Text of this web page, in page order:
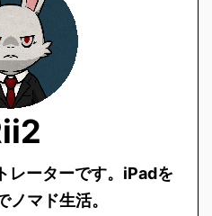
ーターです。 iPadを
ノマド生活。